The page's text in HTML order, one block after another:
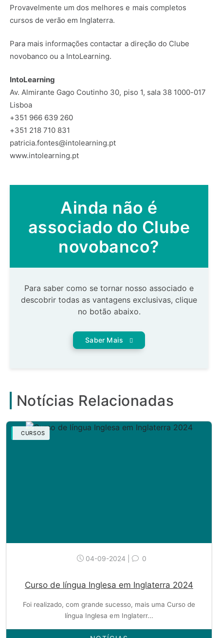
Provavelmente um dos melhores e mais completos
cursos de verão em Inglaterra.
Para mais informações contactar a direção do Clube
novobanco ou a IntoLearning.
IntoLearning
Av. Almirante Gago Coutinho 30, piso 1, sala 38 1000-017
Lisboa
+351 966 639 260
+351 218 710 831
patricia.fontes@intolearning.pt
www.intolearning.pt
Ainda não é
associado do Clube
novobanco?
Para saber como se tornar nosso associado e
descobrir todas as vantagens exclusivas, clique
no botão abaixo.
Saber Mais
Notícias Relacionadas
CURSOS
04-09-2024 | 0
Curso de língua Inglesa em Inglaterra 2024
Foi realizado, com grande sucesso, mais uma Curso de
língua Inglesa em Inglaterr...